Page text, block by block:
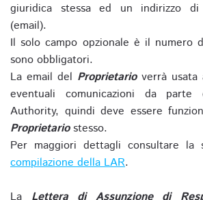
giuridica stessa ed un indirizzo
(email).
Il solo campo opzionale è il
sono obbligatori.
La email del Proprietarioverrà usata
eventuali comunicazioni da parte
Authority, quindi deve essere
Proprietariostesso.
Per maggiori dettagli consultare la
compilazione della LAR.